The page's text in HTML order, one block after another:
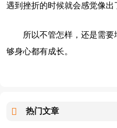
遇到挫折的时候就会感觉像出
所以不管怎样，还是需
够身心都有成长。
热门文章